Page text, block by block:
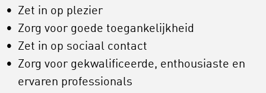
Zet in op plezier
Zorg voor goede toegankelijkheid
Zet in op sociaal contact
Zorg voor gekwalificeerde, enthousiaste en
ervaren professionals